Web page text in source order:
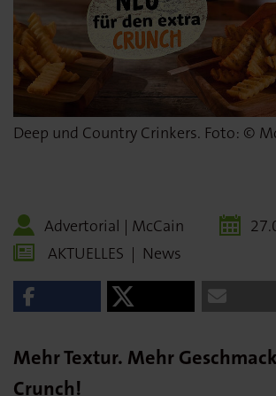
Deep und Country Crinkers. Foto: ©
Advertorial | McCain
AKTUELLES | News
Mehr Textur. Mehr
Crunch!